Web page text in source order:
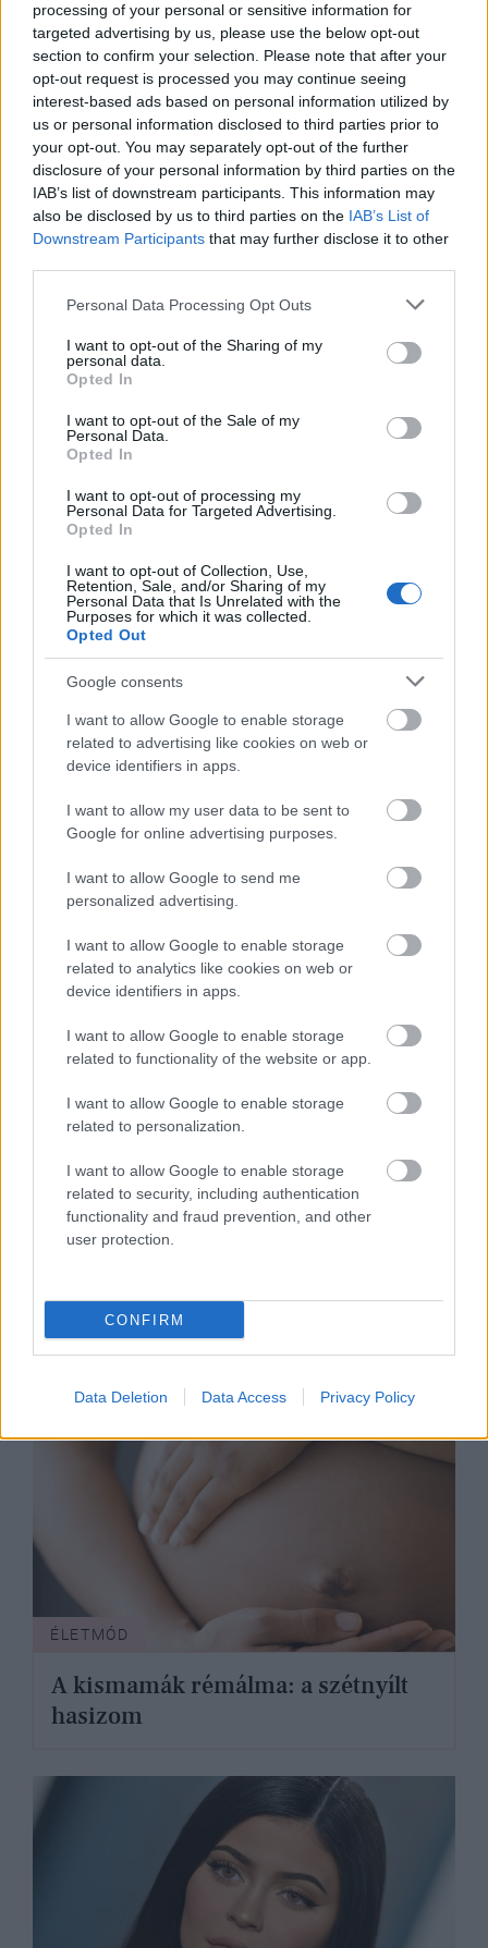
processing of your personal or sensitive information for
targeted advertising by us, please use the below opt-out
section to confirm your selection. Please note that after your
opt-out request is processed you may continue seeing
interest-based ads based on personal information utilized by
us or personal information disclosed to third parties prior to
your opt-out. You may separately opt-out of the further
disclosure of your personal information by third parties on the
IAB’s list of downstream participants. This information may
also be disclosed by us to third parties on the IAB’s List of
Downstream Participants that may further disclose it to other
Please note that this website/app uses one or more Google
not limited to your visit or usage behaviour. You may click to
grant or deny consent to Google and its third-party tags to
use your data for below specified purposes in below Google
consent section.
Personal Data Processing Opt Outs
I want to opt-out of the Sharing of my
personal data.
Opted In
I want to opt-out of the Sale of my
Personal Data.
Opted In
I want to opt-out of processing my
Personal Data for Targeted Advertising.
Opted In
I want to opt-out of Collection, Use,
Retention, Sale, and/or Sharing of my
Personal Data that Is Unrelated with the
Purposes for which it was collected.
Opted Out
Google consents
I want to allow Google to enable storage
related to advertising like cookies on web or
device identifiers in apps.
I want to allow my user data to be sent to
Google for online advertising purposes.
I want to allow Google to send me
personalized advertising.
I want to allow Google to enable storage
related to analytics like cookies on web or
device identifiers in apps.
I want to allow Google to enable storage
related to functionality of the website or app.
I want to allow Google to enable storage
related to personalization.
I want to allow Google to enable storage
related to security, including authentication
functionality and fraud prevention, and other
user protection.
CONFIRM
Data Deletion Data Access Privacy Policy
Járványszerűen terjed az
orrplasztika, de még mindig nem jó
indokkal fekszünk a szike alá
SZÉPSÉG
Ijesztő, hogyan változtatja meg a
bőrt az Ozempic: plasztikai
Legnépszerűbb témák
PLASZTIKAI MŰTÉT
PLASZTIKAI BEAVATKOZÁSOK
PLASZTIKA
SZTÁRHÍREK
SZTÁRHÍREK
Ő lett a világ legtökéletesebb arcú
ÉLETMÓD
A kismamák rémálma: a szétnyílt
hasizom